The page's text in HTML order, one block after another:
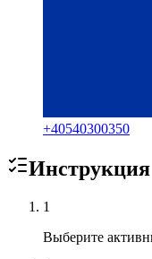
+40540300350
Инструкция
1
Выберите